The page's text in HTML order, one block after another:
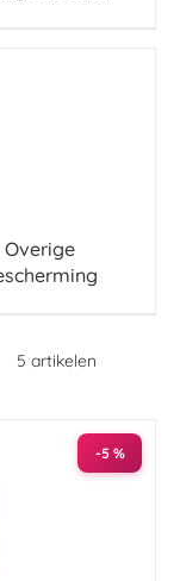
Overige
5 artikelen
-5 %